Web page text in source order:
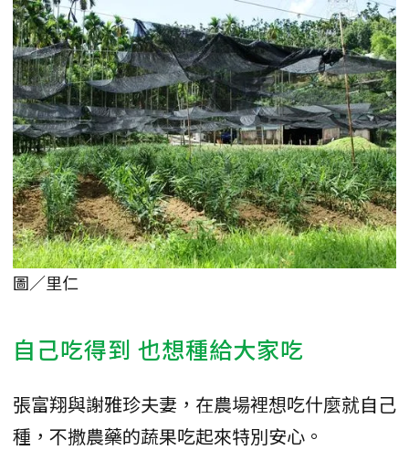
圖／里仁
自己吃得到 也想種給大家吃
張富翔與謝雅珍夫妻，在農場裡想吃什麼就自己
種，不撒農藥的蔬果吃起來特別安心。